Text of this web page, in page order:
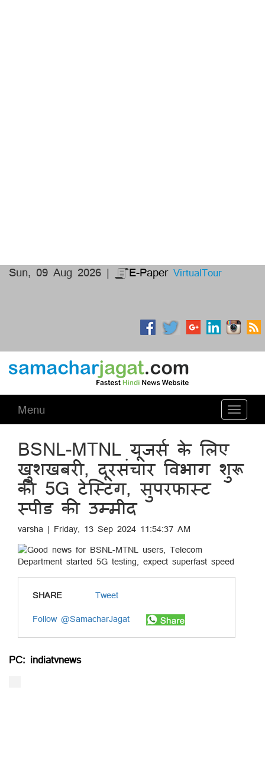
Sun, 09 Aug 2026 | E-Paper VirtualTour
Toggle
Menu
BSNL-MTNL यूजर्स के लिए
खुशखबरी, दूरसंचार विभाग शुरू
की 5G टेस्टिंग, सुपरफास्ट
स्पीड की उम्मीद
varsha | Friday, 13 Sep 2024 11:54:37 AM
SHARE
Tweet
Follow @SamacharJagat
PC: indiatvnews